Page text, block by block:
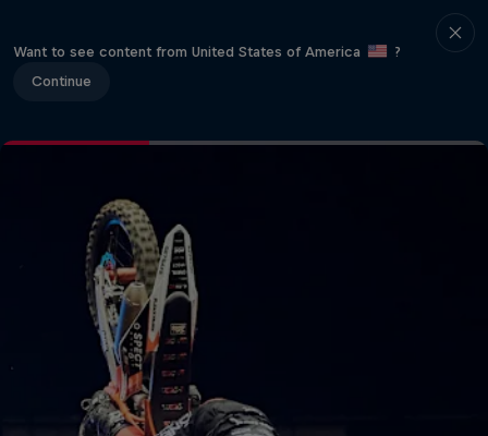
Want to see content from United States of America
?
Continue